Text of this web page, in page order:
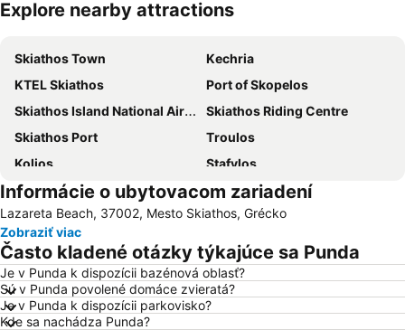
Explore nearby attractions
Skiathos Town
Κechria
KTEL Skiathos
Port of Skopelos
Skiathos Island National Airport
Skiathos Riding Centre
Skiathos Port
Τroulos
Kolios
Stafylos
Κoukounaries
Panormos Beach
Sanctuary of Artemis Prosioas
Informácie o ubytovacom zariadení
Lazareta Beach, 37002, Mesto Skiathos, Grécko
Zobraziť viac
Často kladené otázky týkajúce sa Punda
Je v Punda k dispozícii bazénová oblasť?
Sú v Punda povolené domáce zvieratá?
Je v Punda k dispozícii parkovisko?
Kde sa nachádza Punda?